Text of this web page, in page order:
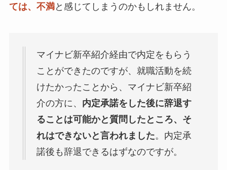
ては、不満と感じてしまうのかもしれません。
マイナビ新卒紹介経由で内定をもらう
ことができたのですが、就職活動を続
けたかったことから、マイナビ新卒紹
介の方に、 内定承諾をした後に辞退す
ることは可能かと質問したところ、そ
れはできないと言われました。内定承
諾後も辞退できるはずなのですが。